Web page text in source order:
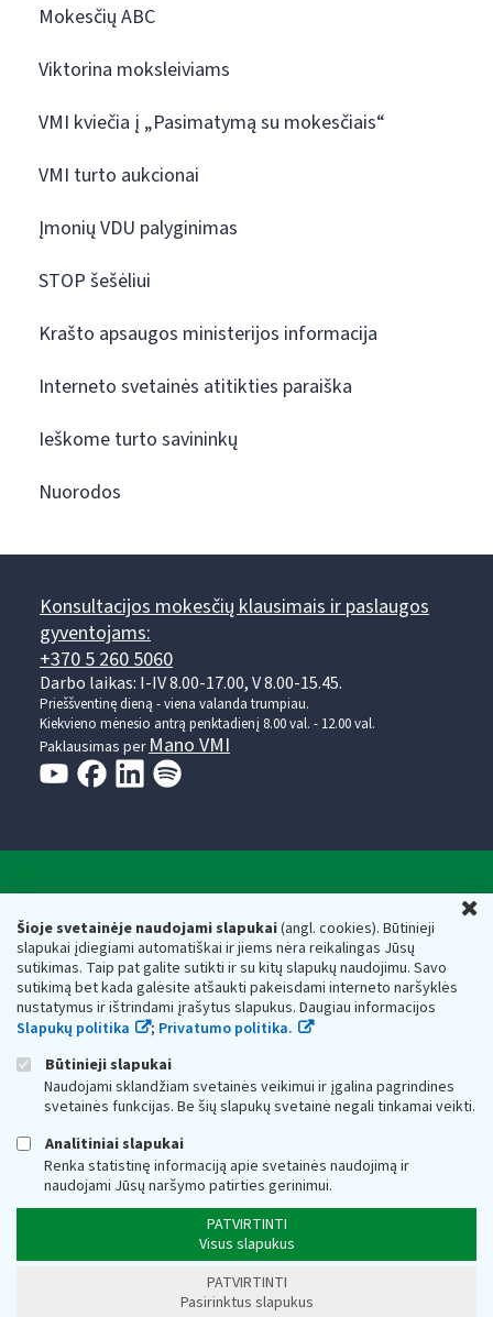
Šioje svetainėje naudojami slapukai(angl. cookies). Būtinieji
slapukai įdiegiami automatiškai ir jiems nėra reikalingas Jūsų
sutikimas. Taip pat galite sutikti ir su kitų slapukų naudojimu. Savo
sutikimą bet kada galėsite atšaukti pakeisdami interneto naršyklės
nustatymus ir ištrindami įrašytus slapukus. Daugiau informacijos
Slapukų politika
; Privatumo politika.
Būtinieji slapukai
Naudojami sklandžiam svetainės veikimui ir įgalina pagrindines
svetainės funkcijas. Be šių slapukų svetainė negali tinkamai veikti.
Analitiniai slapukai
Renka statistinę informaciją apie svetainės naudojimą ir
naudojami Jūsų naršymo patirties gerinimui.
PATVIRTINTI
Visus slapukus
PATVIRTINTI
Pasirinktus slapukus
Mokesčių ABC
Viktorina moksleiviams
VMI kviečia į „Pasimatymą su mokesčiais“
VMI turto aukcionai
Įmonių VDU palyginimas
STOP šešėliui
Krašto apsaugos ministerijos informacija
Interneto svetainės atitikties paraiška
Ieškome turto savininkų
Nuorodos
Konsultacijos mokesčių klausimais ir paslaugos
gyventojams:
+370 5 260 5060
Darbo laikas: I-IV 8.00-17.00, V 8.00-15.45.
Prieššventinę dieną - viena valanda trumpiau.
Kiekvieno mėnesio antrą penktadienį 8.00 val. - 12.00 val.
Paklausimas per Mano VMI
Respublikos finansų ministerijos
Biudžetinė įstaiga. Juridinio asmens kodas — 188659752,
adresas: Vasario 16-osios g. 14, 01107 Vilnius, Lietuva, el.paštas:
vmi@vmi.lt, E. pristatymo dėžutės adresas 188659752
Duomenys apie Valstybinę mokesčių inspekciją prie Lietuvos
Respublikos finansų ministerijos kaupiami ir saugomi Juridinių